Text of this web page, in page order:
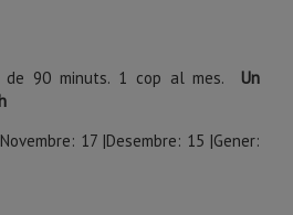
90 minuts. 1 cop al mes.
Un
17 |Desembre: 15 |Gener: